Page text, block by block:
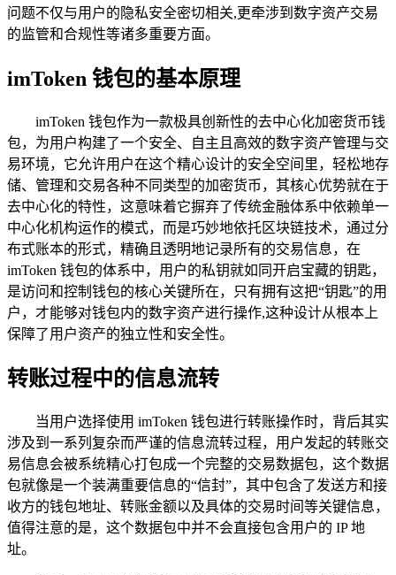
问题不仅与用户的隐私安全密切相关,更牵涉到数字资产交易
的监管和合规性等诸多重要方面。
imToken 钱包的基本原理
imToken 钱包作为一款极具创新性的去中心化加密货币钱
包，为用户构建了一个安全、自主且高效的数字资产管理与交
易环境，它允许用户在这个精心设计的安全空间里，轻松地存
储、管理和交易各种不同类型的加密货币，其核心优势就在于
去中心化的特性，这意味着它摒弃了传统金融体系中依赖单一
中心化机构运作的模式，而是巧妙地依托区块链技术，通过分
布式账本的形式，精确且透明地记录所有的交易信息，在
imToken 钱包的体系中，用户的私钥就如同开启宝藏的钥匙，
是访问和控制钱包的核心关键所在，只有拥有这把“钥匙”的用
户，才能够对钱包内的数字资产进行操作,这种设计从根本上
保障了用户资产的独立性和安全性。
转账过程中的信息流转
当用户选择使用 imToken 钱包进行转账操作时，背后其实
涉及到一系列复杂而严谨的信息流转过程，用户发起的转账交
易信息会被系统精心打包成一个完整的交易数据包，这个数据
包就像是一个装满重要信息的“信封”，其中包含了发送方和接
收方的钱包地址、转账金额以及具体的交易时间等关键信息，
值得注意的是，这个数据包中并不会直接包含用户的 IP 地
址。